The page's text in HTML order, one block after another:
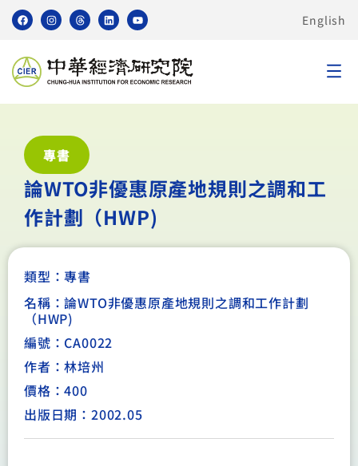
English
專書
論WTO非優惠原產地規則之調和工
作計劃（HWP)
類型：專書
名稱：論WTO非優惠原產地規則之調和工作計劃
（HWP)
編號：CA0022
作者：林培州
價格：400
出版日期：2002.05